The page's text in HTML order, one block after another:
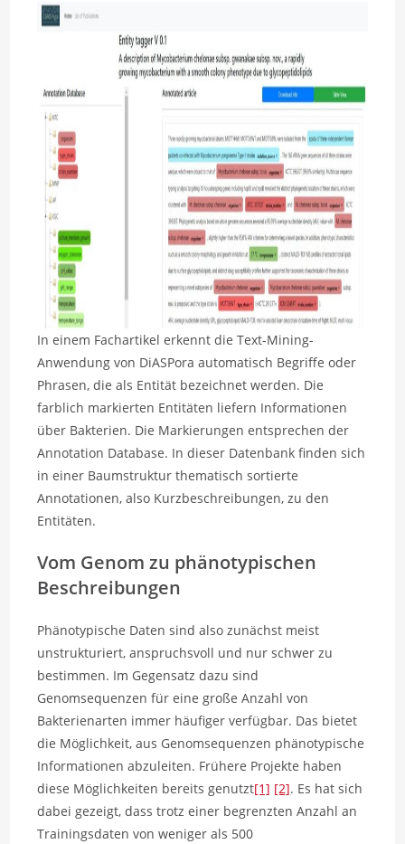
In einem Fachartikel erkennt die Text-Mining-
Anwendung von DiASPora automatisch Begriffe oder
Phrasen, die als Entität bezeichnet werden. Die
farblich markierten Entitäten liefern Informationen
über Bakterien. Die Markierungen entsprechen der
Annotation Database. In dieser Datenbank finden sich
in einer Baumstruktur thematisch sortierte
Annotationen, also Kurzbeschreibungen, zu den
Entitäten.
Vom Genom zu phänotypischen
Beschreibungen
Phänotypische Daten sind also zunächst meist
unstrukturiert, anspruchsvoll und nur schwer zu
bestimmen. Im Gegensatz dazu sind
Genomsequenzen für eine große Anzahl von
Bakterienarten immer häufiger verfügbar. Das bietet
die Möglichkeit, aus Genomsequenzen phänotypische
Informationen abzuleiten. Frühere Projekte haben
diese Möglichkeiten bereits genutzt[1] [2]. Es hat sich
dabei gezeigt, dass trotz einer begrenzten Anzahl an
Trainingsdaten von weniger als 500